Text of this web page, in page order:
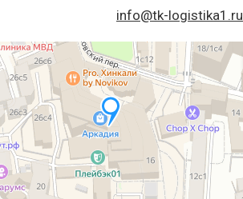
info@tk-logistika1.ru